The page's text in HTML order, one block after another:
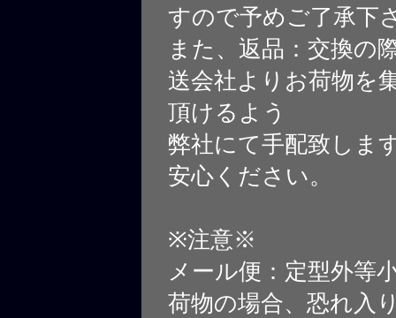
すので予めご了承下
また、返品：交換の
送会社よりお荷物を
頂けるよう
弊社にて手配致しま
安心ください。
※注意※
メール便：定型外等
荷物の場合、恐れ入